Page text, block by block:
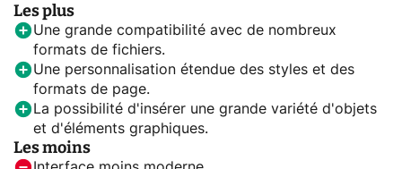
Les plus
Une grande compatibilité avec de nombreux
formats de fichiers.
Une personnalisation étendue des styles et des
formats de page.
La possibilité d'insérer une grande variété d'objets
et d'éléments graphiques.
Les moins